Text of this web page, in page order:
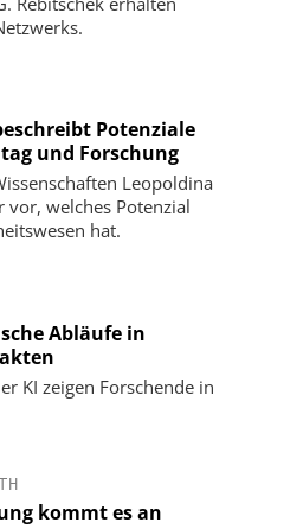
Potenziale
und Forschung
Leopoldina
welches Potenzial
hat.
Abläufe in
KI zeigen Forschende in
kommt es an